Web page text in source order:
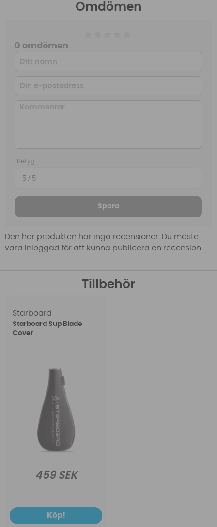
Omdömen
0 omdömen
Betyg
Spara
Den här produkten har inga recensioner. Du måste
vara inloggad för att kunna publicera en recension.
Tillbehör
Starboard
Starboard Sup Blade
Cover
459 SEK
Köp!